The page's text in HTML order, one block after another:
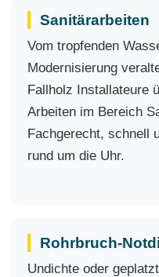
Sanitärarbeiten
Vom tropfenden
Modernisierung
Fallholz Installateure
Arbeiten im Bereich
Fachgerecht, schnell
rund um die Uhr.
Rohrbruch-
Undichte oder